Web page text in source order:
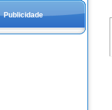
Publicidade